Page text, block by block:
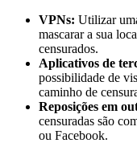
VPNs: Utilizar
mascarar a sua
censurados.
Aplicativos de
‍possibilidade de
caminho de
Reposições em
censuradas são
ou Facebook.